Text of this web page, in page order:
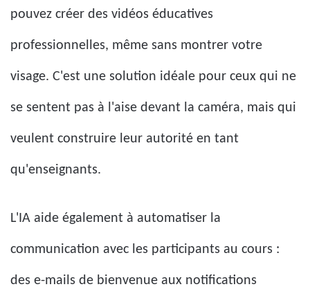
pouvez créer des vidéos éducatives
professionnelles, même sans montrer votre
visage. C'est une solution idéale pour ceux qui ne
se sentent pas à l'aise devant la caméra, mais qui
veulent construire leur autorité en tant
qu'enseignants.
L'IA aide également à automatiser la
communication avec les participants au cours :
des e-mails de bienvenue aux notifications